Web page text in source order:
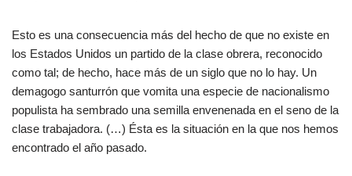
Esto es una consecuencia más del hecho de que no existe en
los Estados Unidos un partido de la clase obrera, reconocido
como tal; de hecho, hace más de un siglo que no lo hay. Un
demagogo santurrón que vomita una especie de nacionalismo
populista ha sembrado una semilla envenenada en el seno de la
clase trabajadora. (…) Ésta es la situación en la que nos hemos
encontrado el año pasado.